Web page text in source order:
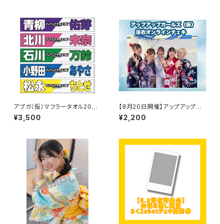
アプガ（仮）マフラータオル2026
ver.
¥3,500
【8月20日開催】アップアップガ
ールズ（仮）浴衣オンラインチェ
キ会
¥2,200